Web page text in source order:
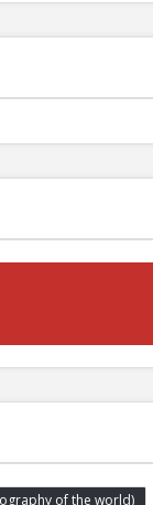
of the world)